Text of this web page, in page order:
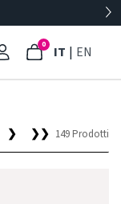
0 IT : Lingua
| EN
❯ ❯❯ 149 Prodotti